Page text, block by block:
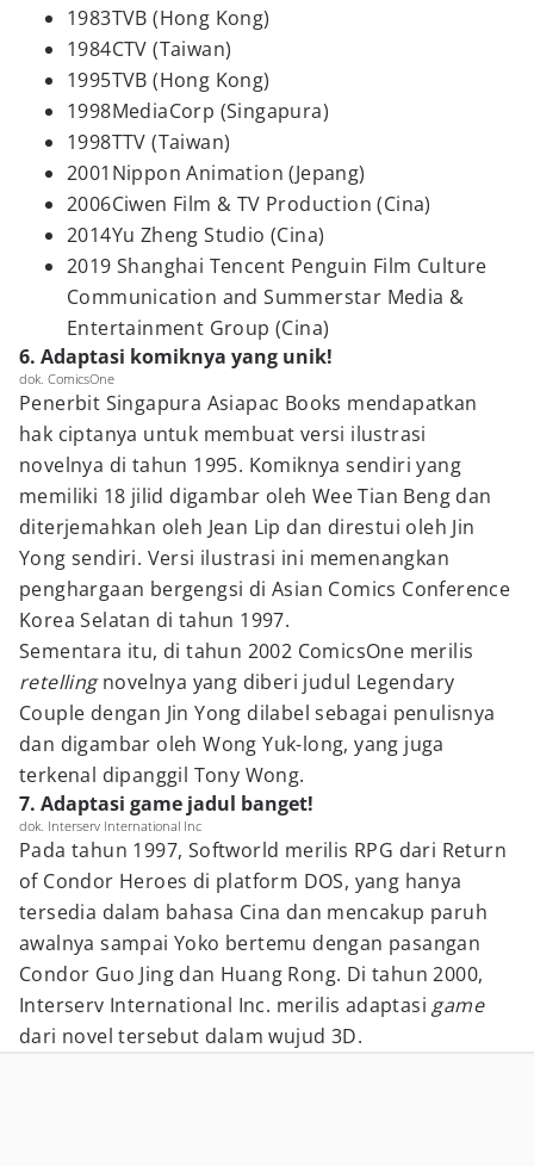
1983TVB (Hong Kong)
1984CTV (Taiwan)
1995TVB (Hong Kong)
1998MediaCorp (Singapura)
1998TTV (Taiwan)
2001Nippon Animation (Jepang)
2006Ciwen Film & TV Production (Cina)
2014Yu Zheng Studio (Cina)
2019 Shanghai Tencent Penguin Film Culture
Communication and Summerstar Media &
Entertainment Group (Cina)
6. Adaptasi komiknya yang unik!
dok. ComicsOne
Penerbit Singapura Asiapac Books mendapatkan
hak ciptanya untuk membuat versi ilustrasi
novelnya di tahun 1995. Komiknya sendiri yang
memiliki 18 jilid digambar oleh Wee Tian Beng dan
diterjemahkan oleh Jean Lip dan direstui oleh Jin
Yong sendiri. Versi ilustrasi ini memenangkan
penghargaan bergengsi di Asian Comics Conference
Korea Selatan di tahun 1997.
Sementara itu, di tahun 2002 ComicsOne merilis
retellingnovelnya yang diberi judul Legendary
Couple dengan Jin Yong dilabel sebagai penulisnya
dan digambar oleh Wong Yuk-long, yang juga
terkenal dipanggil Tony Wong.
7. Adaptasi game jadul banget!
dok. Interserv International Inc
Pada tahun 1997, Softworld merilis RPG dari Return
of Condor Heroes di platform DOS, yang hanya
tersedia dalam bahasa Cina dan mencakup paruh
awalnya sampai Yoko bertemu dengan pasangan
Condor Guo Jing dan Huang Rong. Di tahun 2000,
Interserv International Inc. merilis adaptasi game
dari novel tersebut dalam wujud 3D.